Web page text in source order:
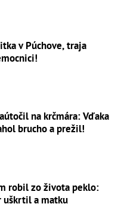
v Púchove, traja
na krčmára: Vďaka
brucho a prežil!
robil zo života peklo:
uškrtil a matku